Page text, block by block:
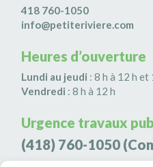
418 760-1050
info@petiteriviere.com
Heures d’ouverture
Lundi au jeudi : 8 h à 12 h et
Vendredi : 8 h à 12 h
Urgence travaux
(418) 760-1050